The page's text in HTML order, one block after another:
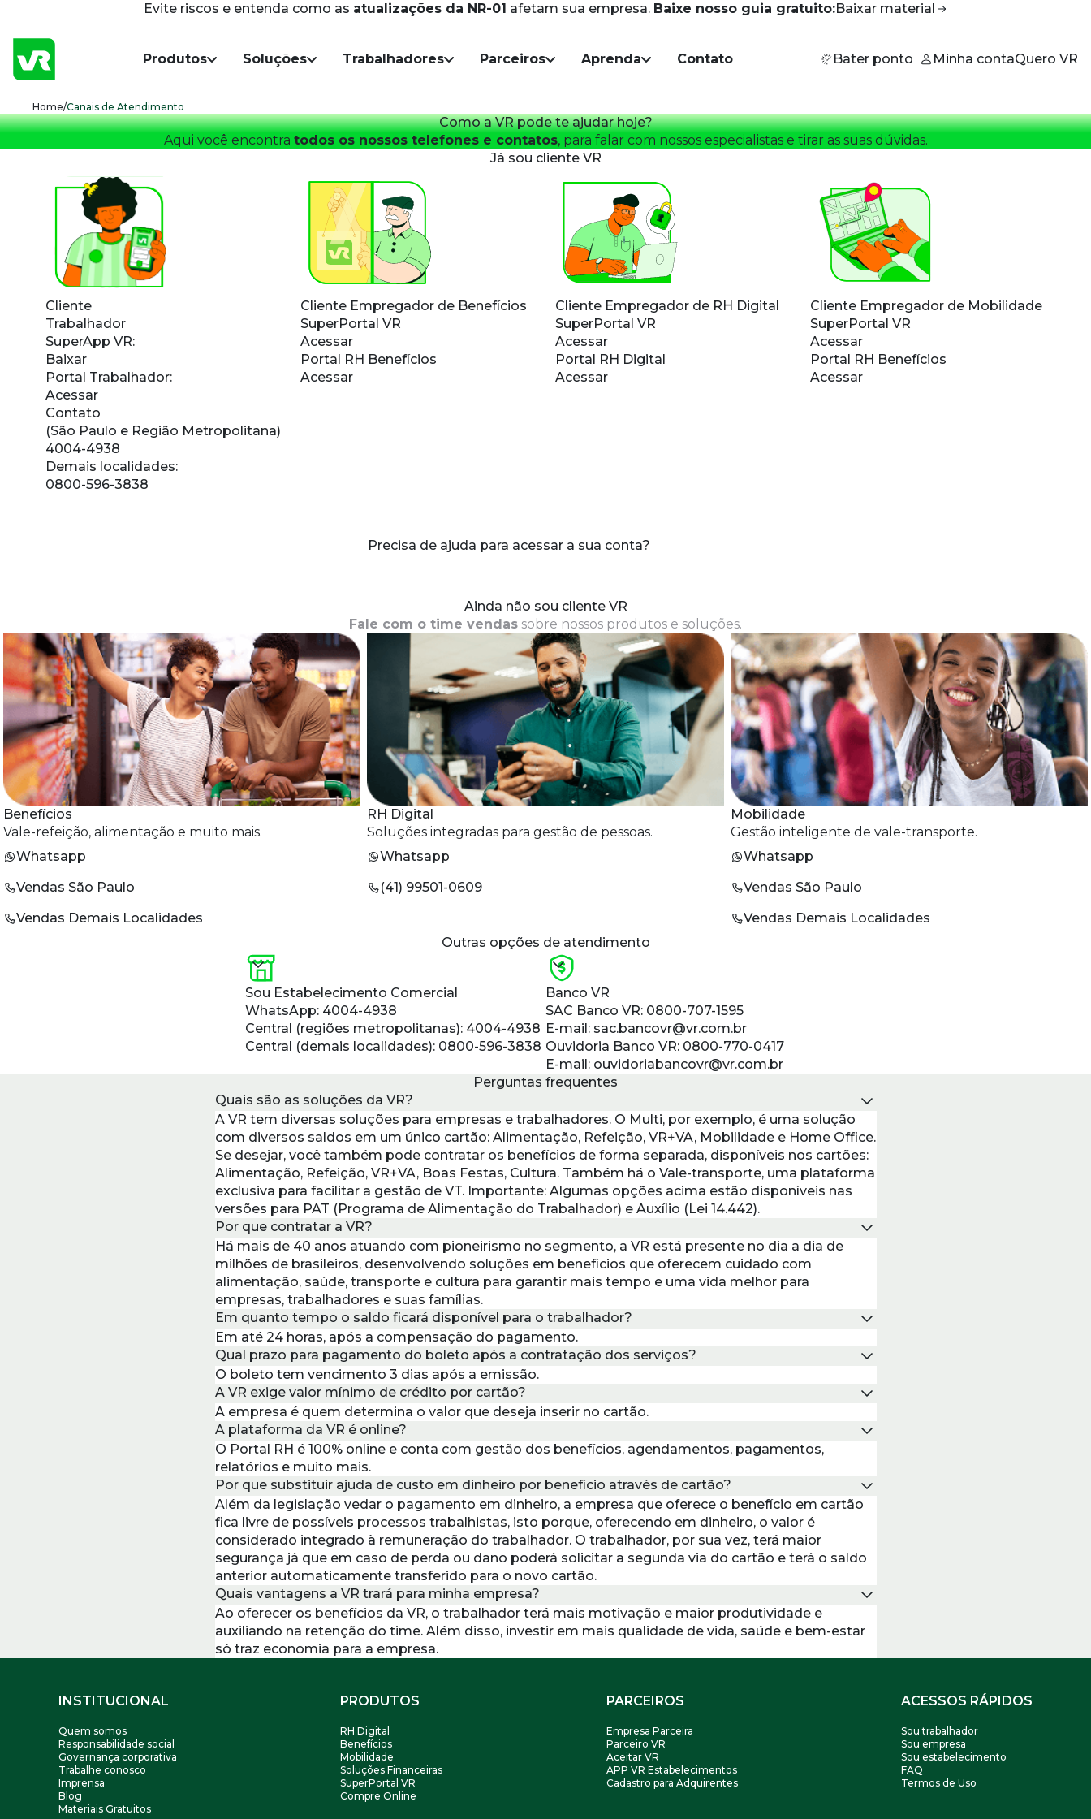
Skip to main content
Evite riscos e entenda como as atualizações da NR-01 afetam sua empresa. Baixe nosso guia gratuito:Baixar material
Navegação Principal
Produtos Soluções Trabalhadores Parceiros Aprenda Contato Bater ponto Minha contaQuero VR
Breadcrumb
Home/Canais de Atendimento
Como a VR pode te ajudar hoje?
Aqui você encontra todos os nossos telefones e contatos, para falar com nossos especialistas e tirar as suas dúvidas.
Já sou cliente VR
Cliente
Trabalhador
SuperApp VR:
Baixar
Portal Trabalhador:
Acessar
Contato
(São Paulo e Região Metropolitana)
4004-4938
Demais localidades:
0800-596-3838
Cliente Empregador de Benefícios
SuperPortal VR
Acessar
Portal RH Benefícios
Acessar
Cliente Empregador de RH Digital
SuperPortal VR
Acessar
Portal RH Digital
Acessar
Cliente Empregador de Mobilidade
SuperPortal VR
Acessar
Portal RH Benefícios
Acessar
Precisa de ajuda para acessar a sua conta?
Ainda não sou cliente VR
Fale com o time vendas sobre nossos produtos e soluções.
Benefícios
Vale-refeição, alimentação e muito mais.
Whatsapp
Vendas São Paulo
Vendas Demais Localidades
RH Digital
Soluções integradas para gestão de pessoas.
Whatsapp
(41) 99501-0609
Mobilidade
Gestão inteligente de vale-transporte.
Whatsapp
Vendas São Paulo
Vendas Demais Localidades
Outras opções de atendimento
Sou Estabelecimento Comercial
WhatsApp: 4004-4938
Central (regiões metropolitanas): 4004-4938
Central (demais localidades): 0800-596-3838
Banco VR
SAC Banco VR: 0800-707-1595
E-mail: sac.bancovr@vr.com.br
Ouvidoria Banco VR: 0800-770-0417
E-mail: ouvidoriabancovr@vr.com.br
Perguntas frequentes
Quais são as soluções da VR?
A VR tem diversas soluções para empresas e trabalhadores. O Multi, por exemplo, é uma solução
com diversos saldos em um único cartão: Alimentação, Refeição, VR+VA, Mobilidade e Home Office.
Se desejar, você também pode contratar os benefícios de forma separada, disponíveis nos cartões:
Alimentação, Refeição, VR+VA, Boas Festas, Cultura. Também há o Vale-transporte, uma plataforma
exclusiva para facilitar a gestão de VT. Importante: Algumas opções acima estão disponíveis nas
versões para PAT (Programa de Alimentação do Trabalhador) e Auxílio (Lei 14.442).
Por que contratar a VR?
Há mais de 40 anos atuando com pioneirismo no segmento, a VR está presente no dia a dia de
milhões de brasileiros, desenvolvendo soluções em benefícios que oferecem cuidado com
alimentação, saúde, transporte e cultura para garantir mais tempo e uma vida melhor para
empresas, trabalhadores e suas famílias.
Em quanto tempo o saldo ficará disponível para o trabalhador?
Em até 24 horas, após a compensação do pagamento.
Qual prazo para pagamento do boleto após a contratação dos serviços?
O boleto tem vencimento 3 dias após a emissão.
A VR exige valor mínimo de crédito por cartão?
A empresa é quem determina o valor que deseja inserir no cartão.
A plataforma da VR é online?
O Portal RH é 100% online e conta com gestão dos benefícios, agendamentos, pagamentos,
relatórios e muito mais.
Por que substituir ajuda de custo em dinheiro por benefício através de cartão?
Além da legislação vedar o pagamento em dinheiro, a empresa que oferece o benefício em cartão
fica livre de possíveis processos trabalhistas, isto porque, oferecendo em dinheiro, o valor é
considerado integrado à remuneração do trabalhador. O trabalhador, por sua vez, terá maior
segurança já que em caso de perda ou dano poderá solicitar a segunda via do cartão e terá o saldo
anterior automaticamente transferido para o novo cartão.
Quais vantagens a VR trará para minha empresa?
Ao oferecer os benefícios da VR, o trabalhador terá mais motivação e maior produtividade e
auxiliando na retenção do time. Além disso, investir em mais qualidade de vida, saúde e bem-estar
só traz economia para a empresa.
Footer
INSTITUCIONAL
Quem somos
Responsabilidade social
Governança corporativa
Trabalhe conosco
Imprensa
Blog
Materiais Gratuitos
PRODUTOS
RH Digital
Benefícios
Mobilidade
Soluções Financeiras
SuperPortal VR
Compre Online
PARCEIROS
Empresa Parceira
Parceiro VR
Aceitar VR
APP VR Estabelecimentos
Cadastro para Adquirentes
ACESSOS RÁPIDOS
Sou trabalhador
Sou empresa
Sou estabelecimento
FAQ
Termos de Uso